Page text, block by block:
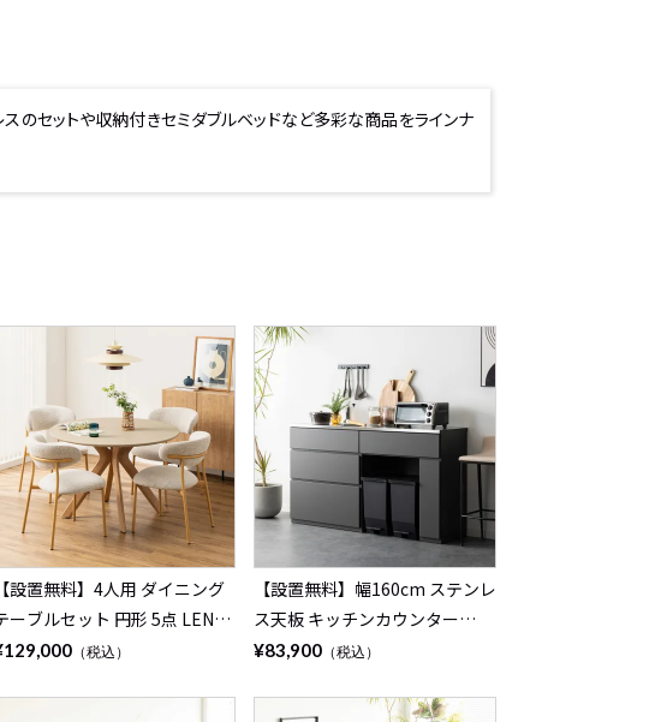
スのセットや収納付きセミダブルベッドなど多彩な商品をラインナ
【設置無料】4人用 ダイニング
ーブルセット 円形 5点 LENAS
ルタル風 コンクリート調 丸テ
（税込）
【設置無料】幅160cm ステンレ
ス天板 キッチンカウンター
MIRENIA 引き出し 収納 作業台
台 シンプルモダン 食器棚 おし
¥83,900 （税込）